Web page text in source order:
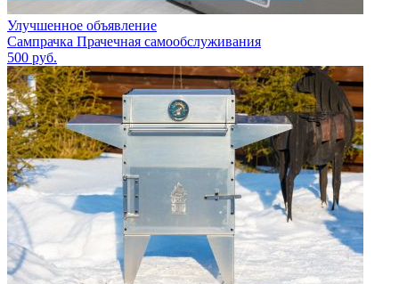
Улучшенное объявление
Сампрачка Прачечная самообслуживания
500 руб.